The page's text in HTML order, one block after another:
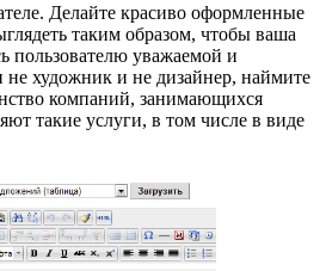
Делайте красиво оформленные
таким образом, чтобы ваша
пользователю уважаемой и
художник и не дизайнер, наймите
компаний, занимающихся
такие услуги, в том числе в виде